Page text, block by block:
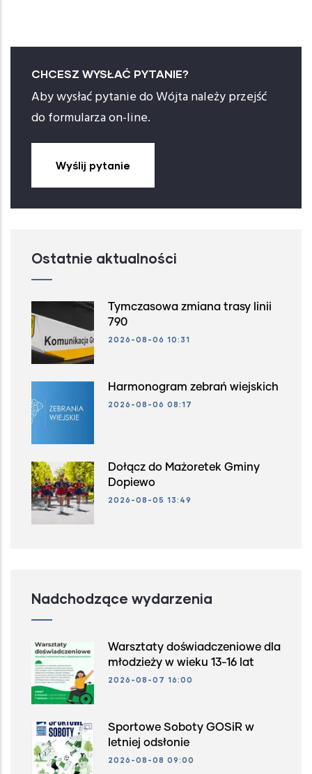
CHCESZ WYSŁAĆ PYTANIE?
Aby wysłać pytanie do Wójta należy przejść
do formularza on-line.
Wyślij pytanie
Ostatnie aktualności
Tymczasowa zmiana trasy linii
790
2026-08-06 10:31
Harmonogram zebrań wiejskich
2026-08-06 08:17
Dołącz do Mażoretek Gminy
Dopiewo
2026-08-05 13:49
Nadchodzące wydarzenia
Warsztaty doświadczeniowe dla
młodzieży w wieku 13-16 lat
2026-08-07 16:00
Sportowe Soboty GOSiR w
letniej odsłonie
2026-08-08 09:00